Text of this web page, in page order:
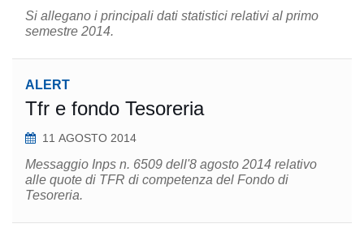
Si allegano i principali dati statistici relativi al primo
semestre 2014.
ALERT
Tfr e fondo Tesoreria
11 AGOSTO 2014
Messaggio Inps n. 6509 dell'8 agosto 2014 relativo
alle quote di TFR di competenza del Fondo di
Tesoreria.